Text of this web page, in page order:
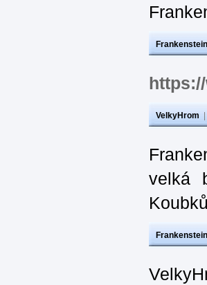
Frankenstein
VelkyHrom
velká
Frankenstein